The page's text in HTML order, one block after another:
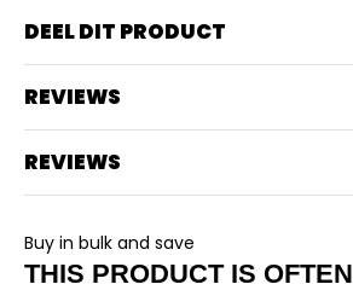
DEEL DIT PRODUCT
REVIEWS
REVIEWS
Buy in bulk and save
THIS PRODUCT IS